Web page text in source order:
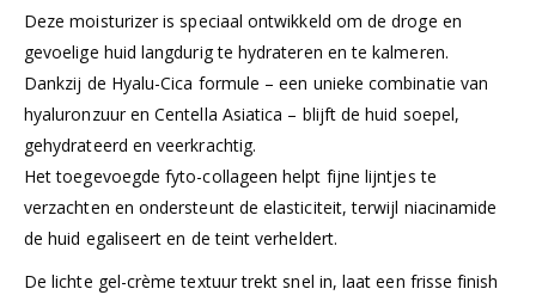
Deze moisturizer is speciaal ontwikkeld om de droge en
gevoelige huid langdurig te hydrateren en te kalmeren.
Dankzij de Hyalu-Cica formule – een unieke combinatie van
hyaluronzuur en Centella Asiatica – blijft de huid soepel,
gehydrateerd en veerkrachtig.
Het toegevoegde fyto-collageen helpt fijne lijntjes te
verzachten en ondersteunt de elasticiteit, terwijl niacinamide
de huid egaliseert en de teint verheldert.
De lichte gel-crème textuur trekt snel in, laat een frisse finish